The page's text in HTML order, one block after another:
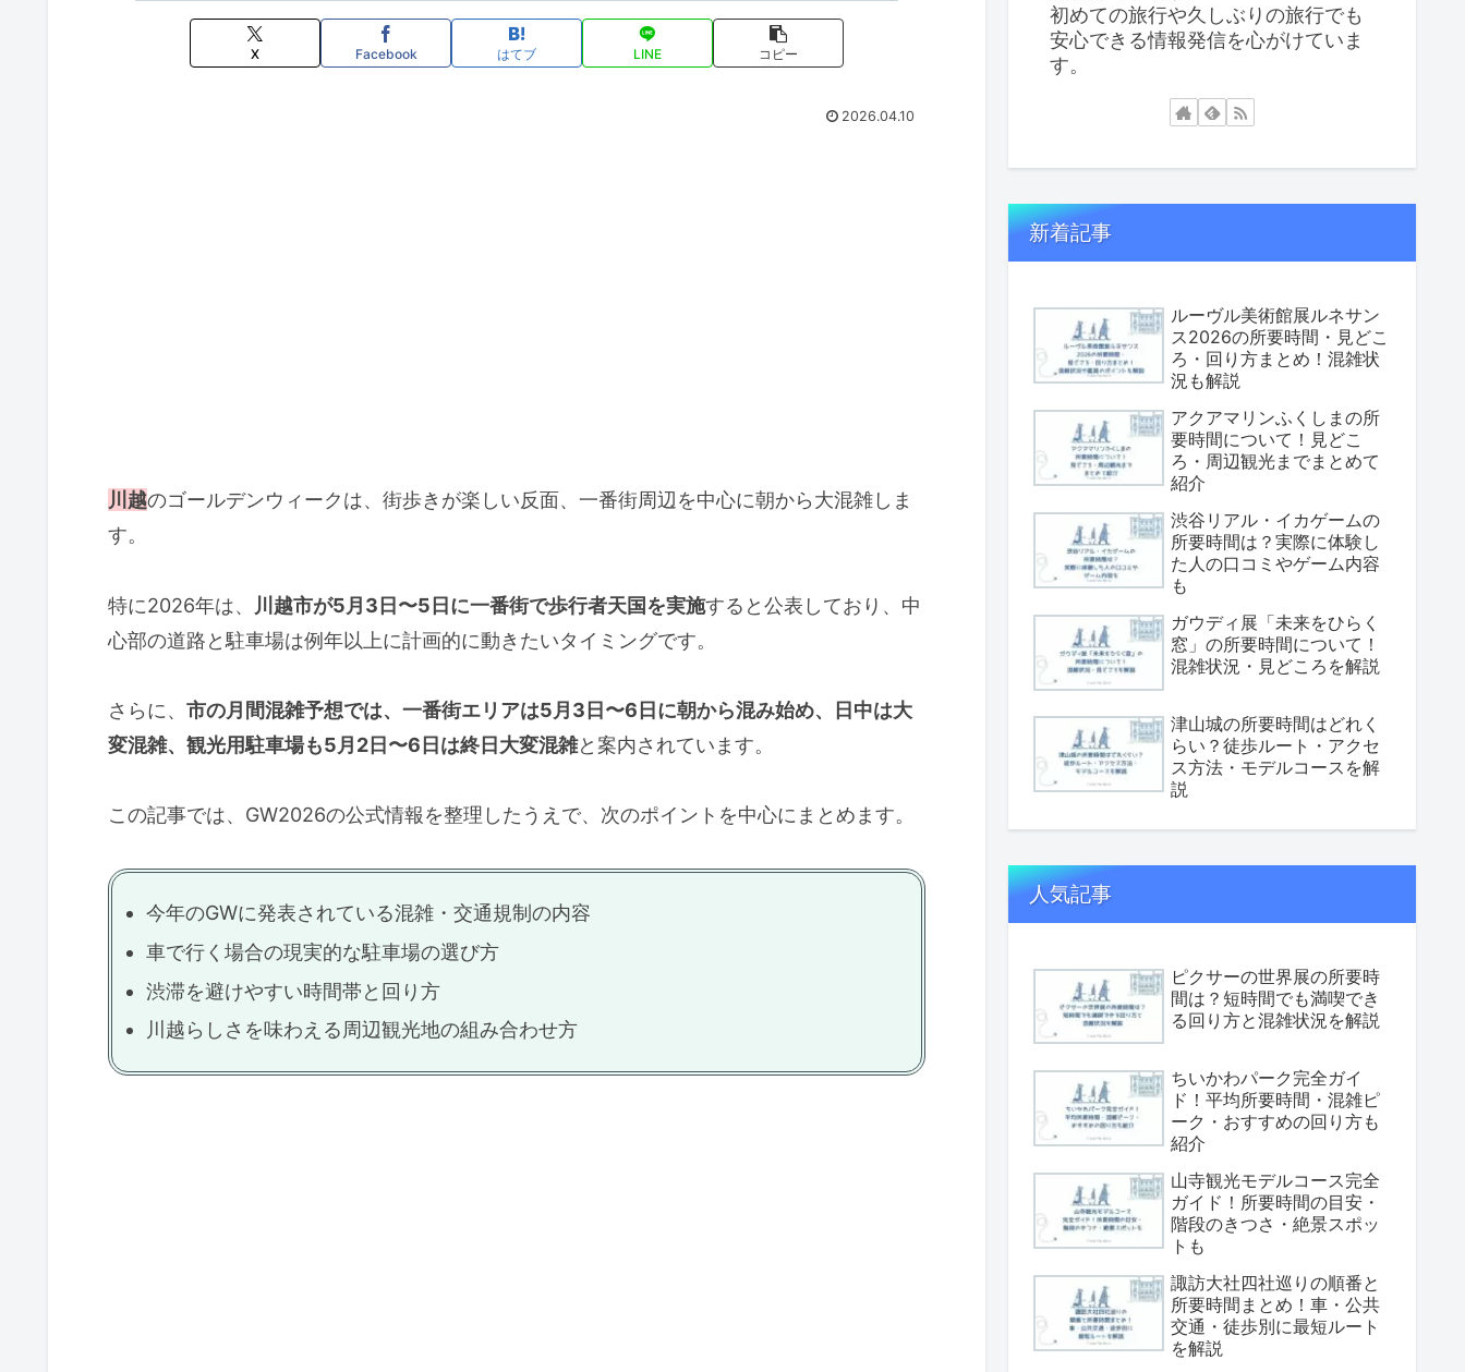
X Facebook はてブ LINE コピー
2026.04.10
川越のゴールデンウィークは、街歩きが楽しい反面、一番街周辺を中心に朝から大混雑しま
す。
特に2026年は、 川越市が5月3日〜5日に一番街で歩行者天国を実施すると公表しており、中
心部の道路と駐車場は例年以上に計画的に動きたいタイミングです。
さらに、 市の月間混雑予想では、一番街エリアは5月3日〜6日に朝から混み始め、日中は大
変混雑、観光用駐車場も5月2日〜6日は終日大変混雑と案内されています。
この記事では、GW2026の公式情報を整理したうえで、次のポイントを中心にまとめます。
今年のGWに発表されている混雑・交通規制の内容
車で行く場合の現実的な駐車場の選び方
渋滞を避けやすい時間帯と回り方
川越らしさを味わえる周辺観光地の組み合わせ方
初めての旅行や久しぶりの旅行でも
安心できる情報発信を心がけていま
す。
新着記事
ルーヴル美術館展ルネサン
ス2026の所要時間・見どこ
ろ・回り方まとめ！混雑状
況も解説
アクアマリンふくしまの所
要時間について！見どこ
ろ・周辺観光までまとめて
紹介
渋谷リアル・イカゲームの
所要時間は？実際に体験し
た人の口コミやゲーム内容
も
ガウディ展「未来をひらく
窓」の所要時間について！
混雑状況・見どころを解説
津山城の所要時間はどれく
らい？徒歩ルート・アクセ
ス方法・モデルコースを解
説
人気記事
ピクサーの世界展の所要時
間は？短時間でも満喫でき
る回り方と混雑状況を解説
ちいかわパーク完全ガイ
ド！平均所要時間・混雑ピ
ーク・おすすめの回り方も
紹介
山寺観光モデルコース完全
ガイド！所要時間の目安・
階段のきつさ・絶景スポッ
トも
諏訪大社四社巡りの順番と
所要時間まとめ！車・公共
交通・徒歩別に最短ルート
を解説